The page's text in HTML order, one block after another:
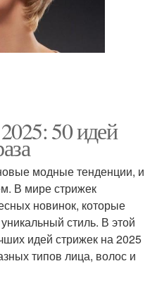
50 идей
модные тенденции, и
В мире стрижек
новинок, которые
стиль. В этой
идей стрижек на 2025
типов лица, волос и